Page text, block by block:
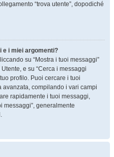
“trova utente”, dopodiché
e i miei argomenti?
su “Mostra i tuoi messaggi”
e su “Cerca i messaggi
profilo. Puoi cercare i tuoi
compilando i vari campi
rapidamente i tuoi messaggi,
messaggi”, generalmente